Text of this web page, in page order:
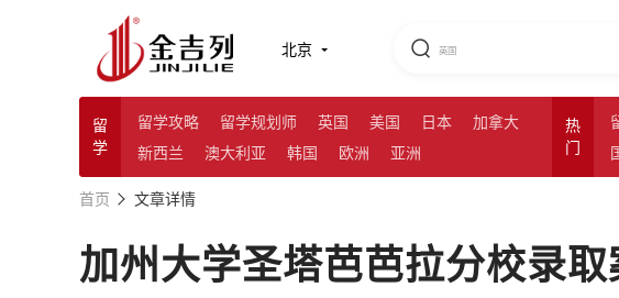
北京
留
学
留学攻略 留学规划师 英国 美国 日本
加拿大
新西兰
澳大利亚 韩国 欧洲 亚洲
热
门
首页 文章详情
加州大学圣塔芭芭拉分校录取